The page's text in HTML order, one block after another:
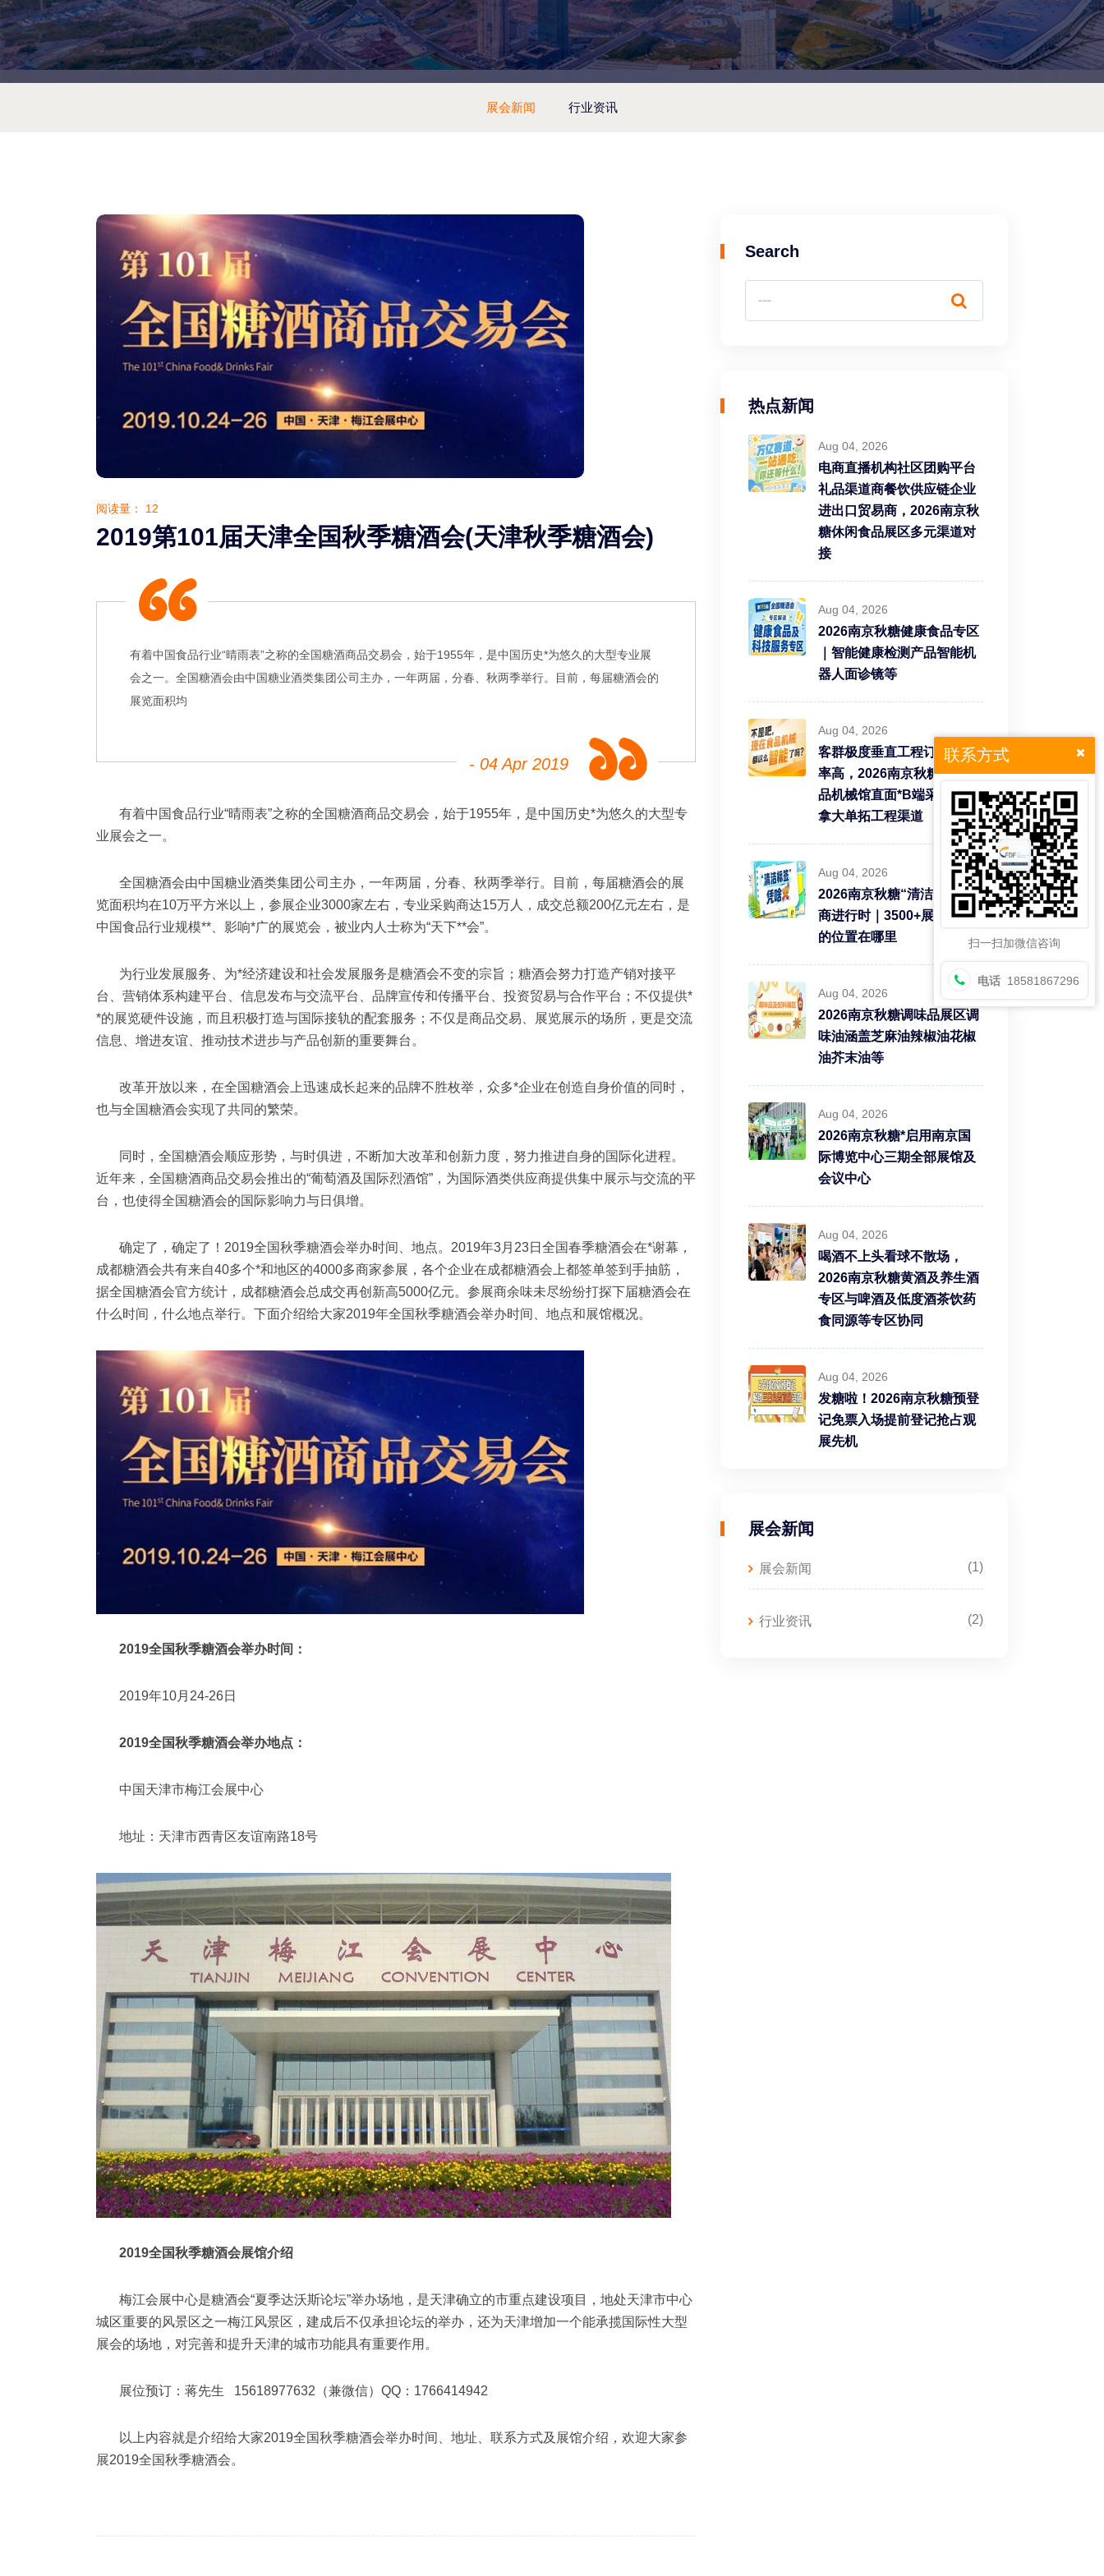
展会新闻 行业资讯
阅读量： 12
2019第101届天津全国秋季糖酒会(天津秋季糖酒会)
有着中国食品行业“晴雨表”之称的全国糖酒商品交易会，始于1955年，是中国历史*为悠久的大型专业展
会之一。全国糖酒会由中国糖业酒类集团公司主办，一年两届，分春、秋两季举行。目前，每届糖酒会的
展览面积均
- 04 Apr 2019
有着中国食品行业“晴雨表”之称的全国糖酒商品交易会，始于1955年，是中国历史*为悠久的大型专
业展会之一。
全国糖酒会由中国糖业酒类集团公司主办，一年两届，分春、秋两季举行。目前，每届糖酒会的展
览面积均在10万平方米以上，参展企业3000家左右，专业采购商达15万人，成交总额200亿元左右，是
中国食品行业规模**、影响*广的展览会，被业内人士称为“天下**会”。
为行业发展服务、为*经济建设和社会发展服务是糖酒会不变的宗旨；糖酒会努力打造产销对接平
台、营销体系构建平台、信息发布与交流平台、品牌宣传和传播平台、投资贸易与合作平台；不仅提供*
*的展览硬件设施，而且积极打造与国际接轨的配套服务；不仅是商品交易、展览展示的场所，更是交流
信息、增进友谊、推动技术进步与产品创新的重要舞台。
改革开放以来，在全国糖酒会上迅速成长起来的品牌不胜枚举，众多*企业在创造自身价值的同时，
也与全国糖酒会实现了共同的繁荣。
同时，全国糖酒会顺应形势，与时俱进，不断加大改革和创新力度，努力推进自身的国际化进程。
近年来，全国糖酒商品交易会推出的“葡萄酒及国际烈酒馆”，为国际酒类供应商提供集中展示与交流的平
台，也使得全国糖酒会的国际影响力与日俱增。
确定了，确定了！2019全国秋季糖酒会举办时间、地点。2019年3月23日全国春季糖酒会在*谢幕，
成都糖酒会共有来自40多个*和地区的4000多商家参展，各个企业在成都糖酒会上都签单签到手抽筋，
据全国糖酒会官方统计，成都糖酒会总成交再创新高5000亿元。参展商余味未尽纷纷打探下届糖酒会在
什么时间，什么地点举行。下面介绍给大家2019年全国秋季糖酒会举办时间、地点和展馆概况。
2019全国秋季糖酒会举办时间：
2019年10月24-26日
2019全国秋季糖酒会举办地点：
中国天津市梅江会展中心
地址：天津市西青区友谊南路18号
2019全国秋季糖酒会展馆介绍
梅江会展中心是糖酒会“夏季达沃斯论坛”举办场地，是天津确立的市重点建设项目，地处天津市中心
城区重要的风景区之一梅江风景区，建成后不仅承担论坛的举办，还为天津增加一个能承揽国际性大型
展会的场地，对完善和提升天津的城市功能具有重要作用。
展位预订：蒋先生 15618977632（兼微信）QQ：1766414942
以上内容就是介绍给大家2019全国秋季糖酒会举办时间、地址、联系方式及展馆介绍，欢迎大家参
展2019全国秋季糖酒会。
Search
热点新闻
Aug 04, 2026
电商直播机构社区团购平台
礼品渠道商餐饮供应链企业
进出口贸易商，2026南京秋
糖休闲食品展区多元渠道对
接
Aug 04, 2026
2026南京秋糖健康食品专区
｜智能健康检测产品智能机
器人面诊镜等
Aug 04, 2026
客群极度垂直工程订单转化
率高，2026南京秋糖9号食
品机械馆直面*B端采购需求
拿大单拓工程渠道
Aug 04, 2026
2026南京秋糖“清洁标签”招
商进行时｜3500+展商中你
的位置在哪里
Aug 04, 2026
2026南京秋糖调味品展区调
味油涵盖芝麻油辣椒油花椒
油芥末油等
Aug 04, 2026
2026南京秋糖*启用南京国
际博览中心三期全部展馆及
会议中心
Aug 04, 2026
喝酒不上头看球不散场，
2026南京秋糖黄酒及养生酒
专区与啤酒及低度酒茶饮药
食同源等专区协同
Aug 04, 2026
发糖啦！2026南京秋糖预登
记免票入场提前登记抢占观
展先机
展会新闻
展会新闻 (1)
行业资讯 (2)
联系方式
扫一扫加微信咨询
电话 18581867296